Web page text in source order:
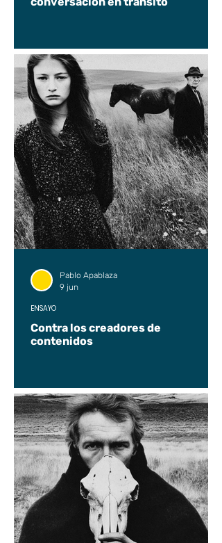
Contra los creadores de
contenidos
ENSAYO
Pablo Apablaza
9 jun